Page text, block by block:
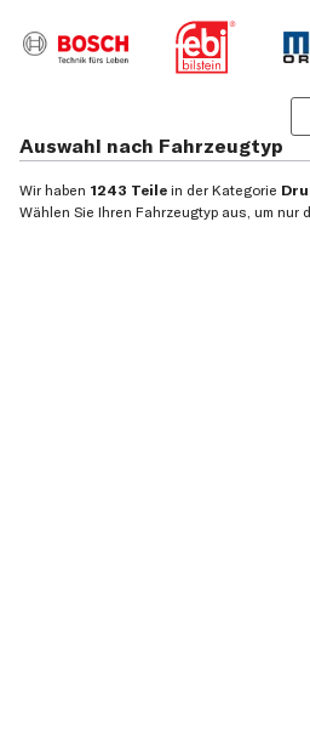
Auswahl nach Fahrzeugtyp
Wir haben 1243 Teile in der Kategorie
Wählen Sie Ihren Fahrzeugtyp aus, um nur